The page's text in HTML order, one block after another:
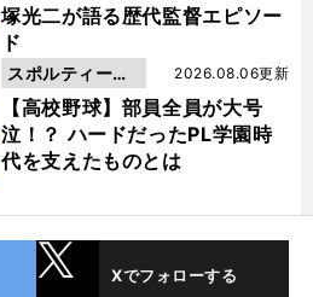
塚光二が語る歴代監督エピソー
ド
【高校野球】部員全員が大号
泣！？ ハードだったPL学園時
代を支えたものとは
2026.08.06更新
スポルティーバ
動画
Xでフォローする